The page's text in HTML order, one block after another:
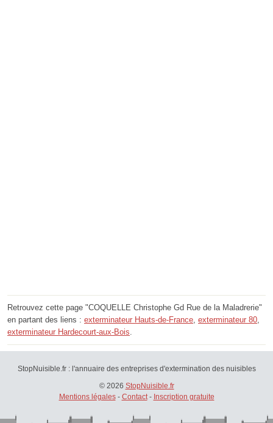
Retrouvez cette page "COQUELLE Christophe Gd Rue de la Maladrerie"
en partant des liens : exterminateur Hauts-de-France, exterminateur 80,
exterminateur Hardecourt-aux-Bois.
StopNuisible.fr : l'annuaire des entreprises d'extermination des nuisibles
© 2026 StopNuisible.fr
Mentions légales- Contact- Inscription gratuite